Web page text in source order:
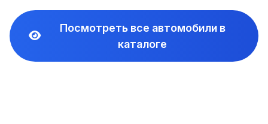
Посмотреть все автомобили в
каталоге